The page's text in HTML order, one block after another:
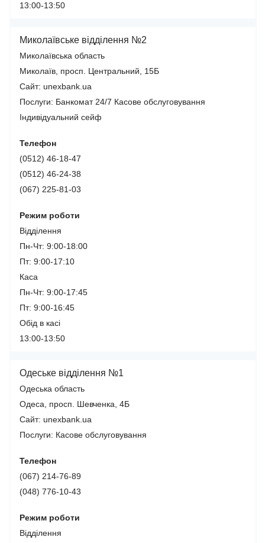
13:00-13:50
Миколаївське відділення №2
Миколаївська область
Миколаїв, просп. Центральний, 15Б
Сайт: unexbank.ua
Послуги: Банкомат 24/7 Касове обслуговування
Індивідуальний сейф
Телефон
(0512) 46-18-47
(0512) 46-24-38
(067) 225-81-03
Режим роботи
Відділення
Пн-Чт: 9:00-18:00
Пт: 9:00-17:10
Каса
Пн-Чт: 9:00-17:45
Пт: 9:00-16:45
Обід в касі
13:00-13:50
Одеське відділення №1
Одеська область
Одеса, просп. Шевченка, 4Б
Сайт: unexbank.ua
Послуги: Касове обслуговування
Телефон
(067) 214-76-89
(048) 776-10-43
Режим роботи
Відділення